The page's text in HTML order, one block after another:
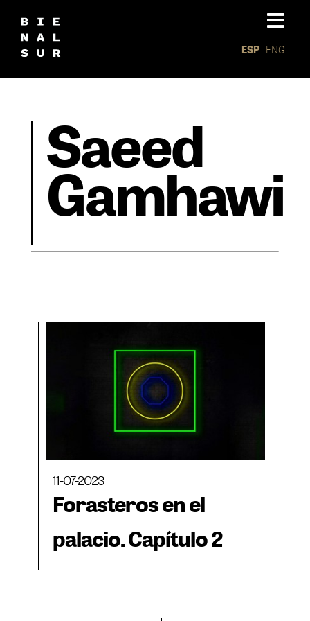
ESP ENG
Saeed
Gamhawi
11-07-2023
Forasteros en el
palacio. Capítulo 2